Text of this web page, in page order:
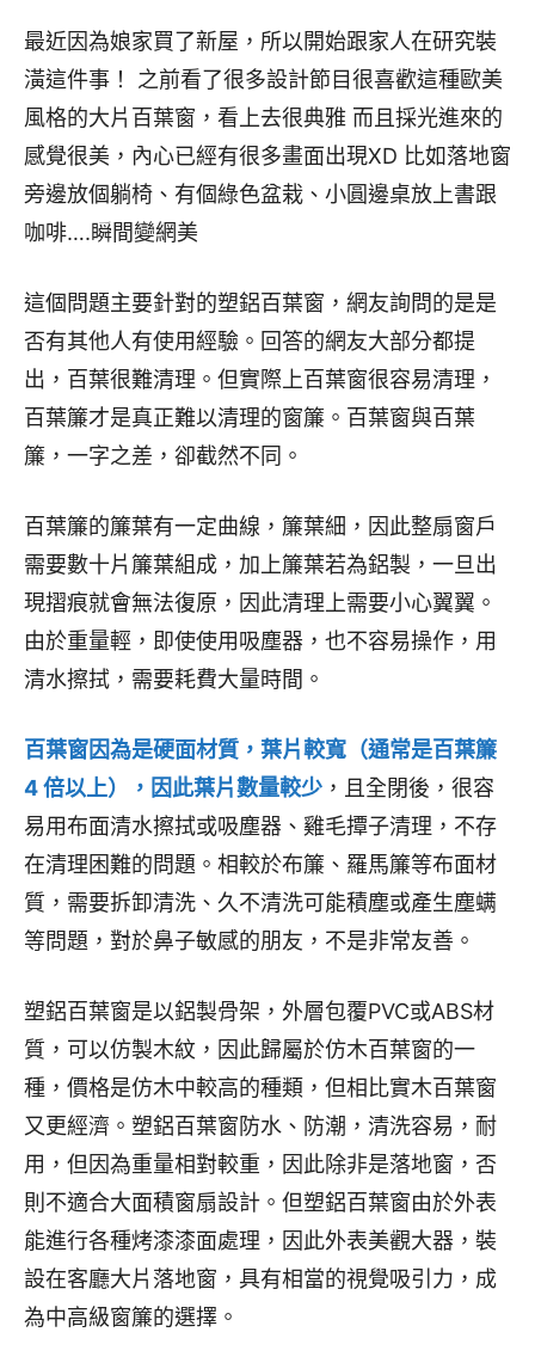
最近因為娘家買了新屋，所以開始跟家人在研究裝
潢這件事！ 之前看了很多設計節目很喜歡這種歐美
風格的大片百葉窗，看上去很典雅 而且採光進來的
感覺很美，內心已經有很多畫面出現XD 比如落地窗
旁邊放個躺椅、有個綠色盆栽、小圓邊桌放上書跟
咖啡….瞬間變網美
這個問題主要針對的塑鋁百葉窗，網友詢問的是是
否有其他人有使用經驗。回答的網友大部分都提
出，百葉很難清理。但實際上百葉窗很容易清理，
百葉簾才是真正難以清理的窗簾。百葉窗與百葉
簾，一字之差，卻截然不同。
百葉簾的簾葉有一定曲線，簾葉細，因此整扇窗戶
需要數十片簾葉組成，加上簾葉若為鋁製，一旦出
現摺痕就會無法復原，因此清理上需要小心翼翼。
由於重量輕，即使使用吸塵器，也不容易操作，用
清水擦拭，需要耗費大量時間。
百葉窗因為是硬面材質，葉片較寬（通常是百葉簾
4 倍以上），因此葉片數量較少 ，且全閉後，很容
易用布面清水擦拭或吸塵器、雞毛撢子清理，不存
在清理困難的問題。相較於布簾、羅馬簾等布面材
質，需要拆卸清洗、久不清洗可能積塵或產生塵螨
等問題，對於鼻子敏感的朋友，不是非常友善。
塑鋁百葉窗是以鋁製骨架，外層包覆PVC或ABS材
質，可以仿製木紋，因此歸屬於仿木百葉窗的一
種，價格是仿木中較高的種類，但相比實木百葉窗
又更經濟。塑鋁百葉窗防水、防潮，清洗容易，耐
用，但因為重量相對較重，因此除非是落地窗，否
則不適合大面積窗扇設計。但塑鋁百葉窗由於外表
能進行各種烤漆漆面處理，因此外表美觀大器，裝
設在客廳大片落地窗，具有相當的視覺吸引力，成
為中高級窗簾的選擇。